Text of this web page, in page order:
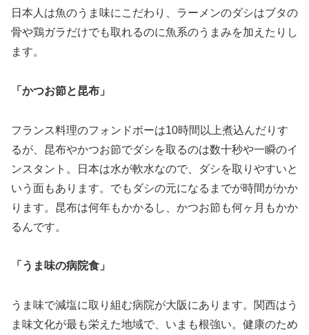
日本人は魚のうま味にこだわり、ラーメンのダシはブタの
骨や鶏ガラだけでも取れるのに魚系のうまみを加えたりし
ます。
「かつお節と昆布」
フランス料理のフォンドボーは10時間以上煮込んだりす
るが、昆布やかつお節でダシを取るのは数十秒や一瞬のイ
ンスタント。日本は水が軟水なので、ダシを取りやすいと
いう面もあります。でもダシの元になるまでが時間がかか
ります。昆布は何年もかかるし、かつお節も何ヶ月もかか
るんです。
「うま味の病院食」
うま味で減塩に取り組む病院が大阪にあります。関西はう
ま味文化が最も栄えた地域で、いまも根強い。健康のため